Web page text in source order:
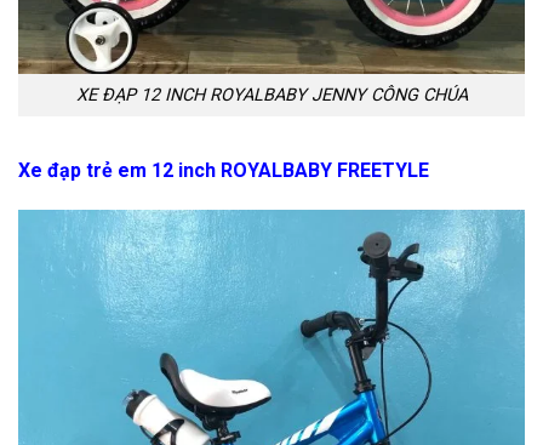
XE ĐẠP 12 INCH ROYALBABY JENNY CÔNG CHÚA
Xe đạp trẻ em 12 inch ROYALBABY FREETYLE